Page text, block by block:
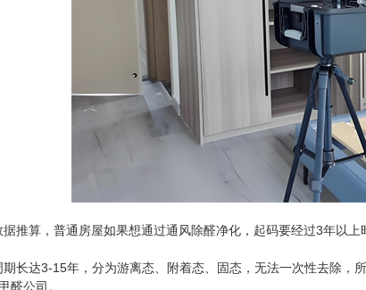
据推算，普通房屋如果想通过通风除醛净化，起码要经过3年以
期长达3-15年，分为游离态、附着态、固态，无法一次性去除，
醛公司。